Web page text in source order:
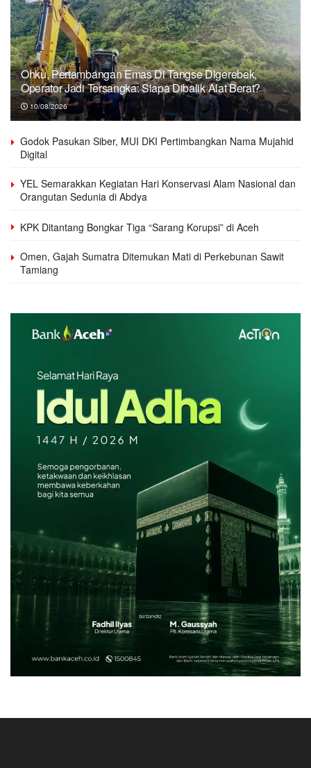
Ohku, Pertambangan Emas Di Tangse Digerebek,
Operator Jadi Tersangka: Siapa Dibalik Alat Berat?
10/08/2026
Godok Pasukan Siber, MUI DKI Pertimbangkan Nama Mujahid
Digital
YEL Semarakkan Kegiatan Hari Konservasi Alam Nasional dan
Orangutan Sedunia di Abdya
KPK Ditantang Bongkar Tiga “Sarang Korupsi” di Aceh
Omen, Gajah Sumatra Ditemukan Mati di Perkebunan Sawit
Tamiang